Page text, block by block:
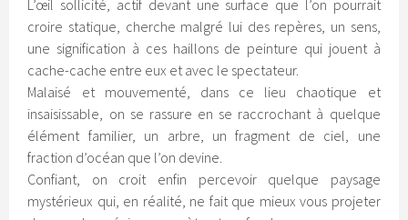
L’œil sollicité, actif devant une surface que l’on pourrait
croire statique, cherche malgré lui des repères, un sens,
une signification à ces haillons de peinture qui jouent à
cache-cache entre eux et avec le spectateur.
Malaisé et mouvementé, dans ce lieu chaotique et
insaisissable, on se rassure en se raccrochant à quelque
élément familier, un arbre, un fragment de ciel, une
fraction d’océan que l’on devine.
Confiant, on croit enfin percevoir quelque paysage
mystérieux qui, en réalité, ne fait que mieux vous projeter